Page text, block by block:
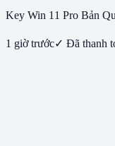
Key Win 11 Pro Bản
1 giờ trước✓ Đã thanh